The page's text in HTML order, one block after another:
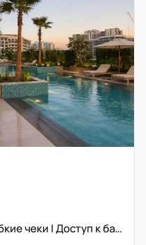
Без кондиционирования | Гибкие чеки | Доступ к бассейну